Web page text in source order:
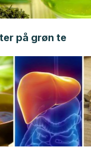
på grøn te